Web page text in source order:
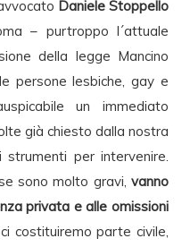
Daniele Stoppello
– purtroppo l´attuale
della legge Mancino
persone lesbiche, gay e
un immediato
già chiesto dalla nostra
strumenti per intervenire.
sono molto gravi, vanno
privata e alle omissioni
costituiremo parte civile,